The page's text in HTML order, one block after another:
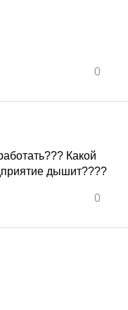
0
Какой
дышит????
0